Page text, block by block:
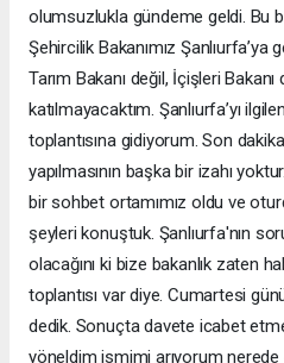
olumsuzlukla gündeme geldi. Bu
Şehircilik Bakanımız Şanlıurfa’ya
Tarım Bakanı değil, İçişleri
katılmayacaktım. Şanlıurfa’yı
toplantısına gidiyorum. Son
yapılmasının başka bir izahı
bir sohbet ortamımız oldu ve
şeyleri konuştuk. Şanlıurfa'nın
olacağını ki bize bakanlık zaten
toplantısı var diye. Cumartesi
dedik. Sonuçta davete icabet
yöneldim ismimi arıyorum